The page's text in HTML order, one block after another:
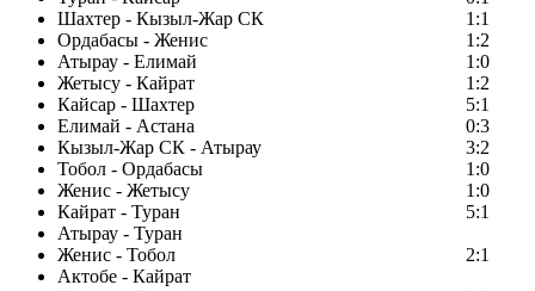
Шахтер - Кызыл-Жар СК
1:1
Ордабасы - Женис
1:2
Атырау - Елимай
1:0
Жетысу - Кайрат
1:2
Кайсар - Шахтер
5:1
Елимай - Астана
0:3
Кызыл-Жар СК - Атырау
3:2
Тобол - Ордабасы
1:0
Женис - Жетысу
1:0
Кайрат - Туран
5:1
Атырау - Туран
Женис - Тобол
2:1
Актобе - Кайрат